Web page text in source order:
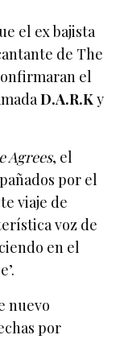
el ex bajista
de The
el
D.A.R.Ky
Agrees, el
por el
viaje de
voz de
en el
nuevo
por